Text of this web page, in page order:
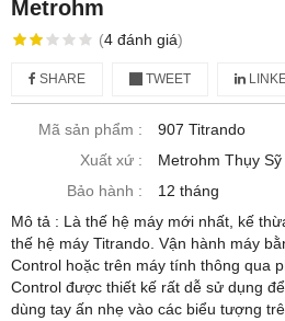
Metrohm
(4 đánh giá)
SHARE TWEET
Mã sản phẩm :
907 Titrando
Xuất xứ :
Metrohm Thụy Sỹ
Bảo hành :
12 tháng
Mô tả : Là thế hệ máy mới nhất, kế
thế hệ máy Titrando. Vận hành máy
Control hoặc trên máy tính thông qua
Control được thiết kế rất dễ sử dụng
dùng tay ấn nhẹ vào các biểu tượng